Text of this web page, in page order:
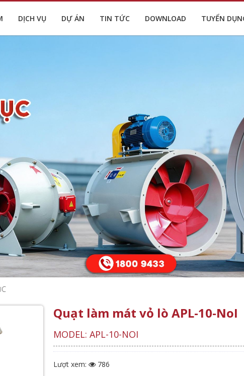
DỊCH VỤ DỰ ÁN TIN TỨC DOWNLOAD TUYỂN
Quạt làm mát vỏ lò APL-10-NoI
MODEL: APL-10-NOI
Lượt xem: 786